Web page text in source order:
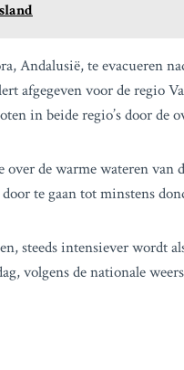
Andalusië, te evacueren
afgegeven voor de regio
in beide regio’s door de
de warme wateren van
te gaan tot minstens
steeds intensiever wordt
volgens de nationale